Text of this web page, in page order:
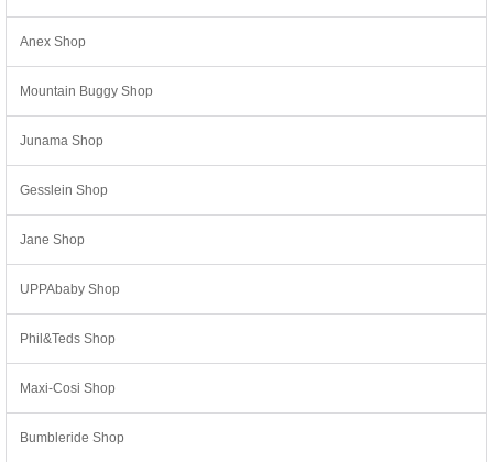
Anex Shop
Mountain Buggy Shop
Junama Shop
Gesslein Shop
Jane Shop
UPPAbaby Shop
Phil&Teds Shop
Maxi-Cosi Shop
Bumbleride Shop